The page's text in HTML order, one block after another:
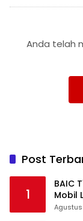
Anda telah
Post
1
BAIC
Mobil
Pasar